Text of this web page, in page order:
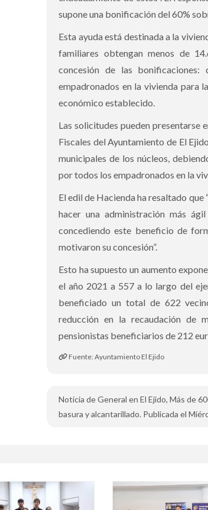
supone una bonificación del 60%
Esta ayuda está destinada a la
familiares obtengan menos de
concesión de las
empadronados en la vivienda para
económico establecido.
Las solicitudes pueden presentarse
Fiscales del Ayuntamiento de El
municipales de los núcleos,
por todos los empadronados en la
El edil de Hacienda ha resaltado
hacer una administración más
concediendo este beneficio de
motivaron su concesión”.
Esto ha supuesto un aumento
el año 2021 a 557 a lo largo del
beneficiado un total de 622
reducción en la recaudación de
pensionistas beneficiarios de 212
Fuente: Ayuntamiento El Ejido
Noticia de General en El Ejido, Más de
basura y alcantarillado. Publicada el